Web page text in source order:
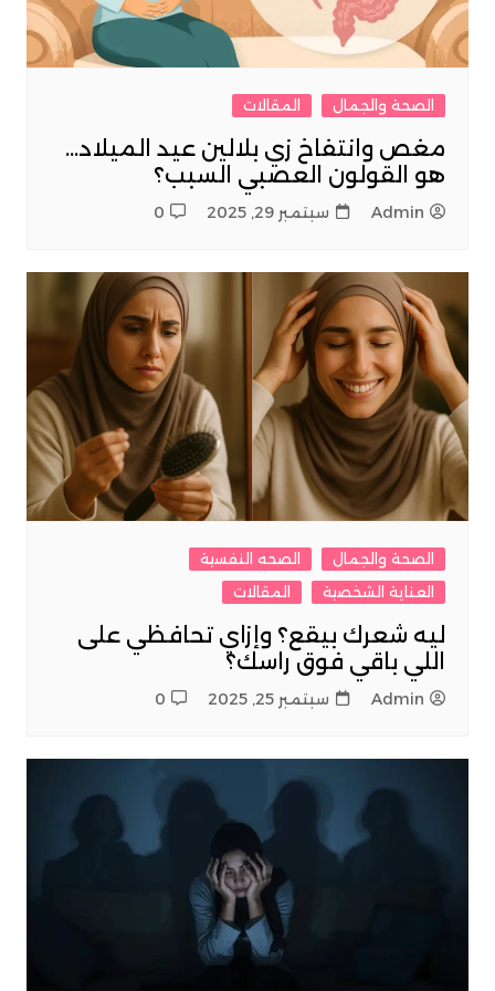
الصحة والجمال المقالات
مغص وانتفاخ زي بلالين عيد الميلاد…
هو القولون العصبي السبب؟
Admin سبتمبر 29, 2025 0
الصحة والجمال
الصحه النفسية
العناية الشخصية
المقالات
ليه شعرك بيقع؟ وإزاي تحافظي على
اللي باقي فوق راسك؟
Admin سبتمبر 25, 2025 0